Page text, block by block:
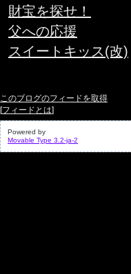
財宝を探せ！
父への応援
スイートキッス(改)
このブログのフィードを取得
[フィードとは]
Powered by
Movable Type 3.2-ja-2